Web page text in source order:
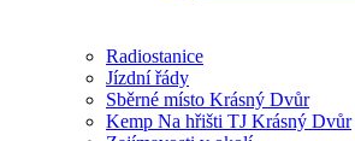
Radiostanice
Jízdní řády
Sběrné místo Krásný Dvůr
Kemp Na hřišti TJ Krásný Dvůr